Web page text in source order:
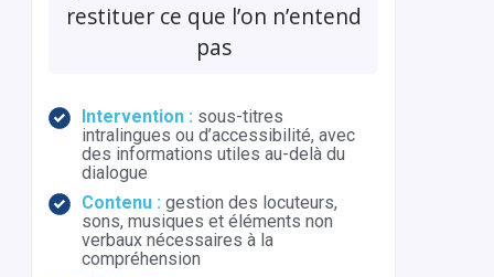
restituer ce que l’on n’entend
pas
Intervention : sous-titres
intralingues ou d’accessibilité, avec
des informations utiles au-delà du
dialogue
Contenu : gestion des locuteurs,
sons, musiques et éléments non
verbaux nécessaires à la
compréhension